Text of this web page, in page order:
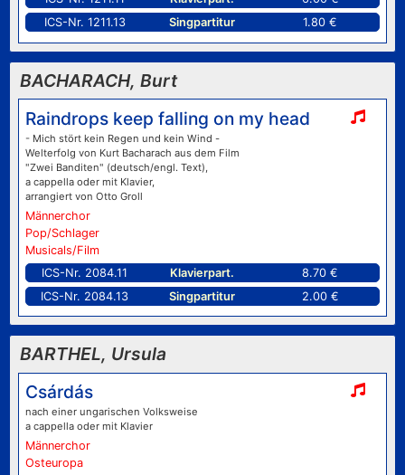
ICS-Nr. 1211.13
Singpartitur 1.80 €
BACHARACH, Burt
Raindrops keep falling on my head
- Mich stört kein Regen und kein Wind -
Welterfolg von Kurt Bacharach aus dem Film
"Zwei Banditen" (deutsch/engl. Text),
a cappella oder mit Klavier,
arrangiert von Otto Groll
Männerchor
Pop/Schlager
Musicals/Film
ICS-Nr. 2084.11
Klavierpart.
8.70 €
ICS-Nr. 2084.13
Singpartitur 2.00 €
BARTHEL, Ursula
Csárdás
nach einer ungarischen Volksweise
a cappella oder mit Klavier
Männerchor
Osteuropa